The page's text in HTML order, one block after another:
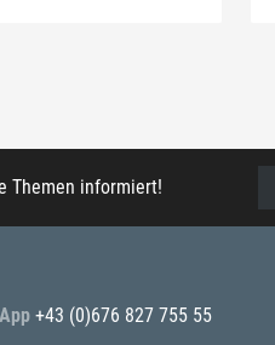
Themen informiert!
+43 (0)676 827 755 55